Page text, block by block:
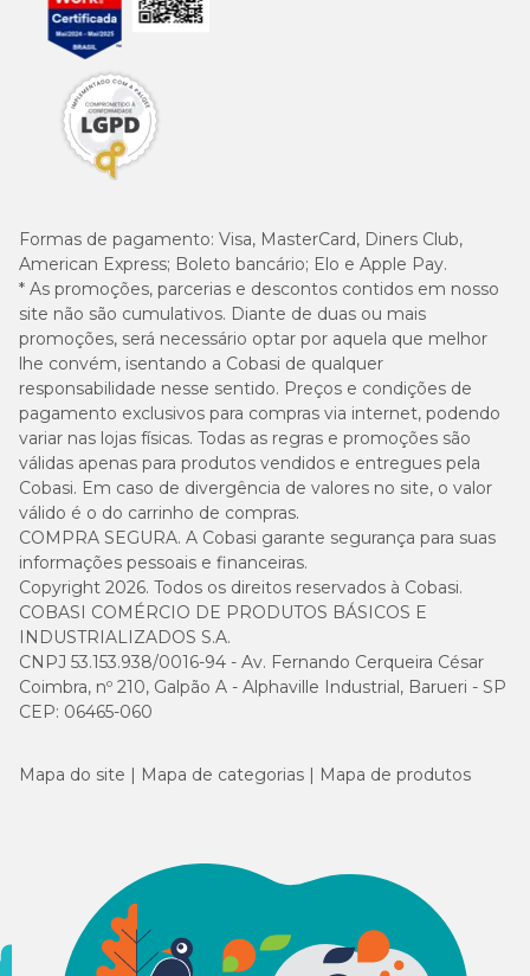
Formas de pagamento: Visa, MasterCard, Diners Club,
American Express; Boleto bancário; Elo e Apple Pay.
* As promoções, parcerias e descontos contidos em nosso
site não são cumulativos. Diante de duas ou mais
promoções, será necessário optar por aquela que melhor
lhe convém, isentando a Cobasi de qualquer
responsabilidade nesse sentido. Preços e condições de
pagamento exclusivos para compras via internet, podendo
variar nas lojas físicas. Todas as regras e promoções são
válidas apenas para produtos vendidos e entregues pela
Cobasi. Em caso de divergência de valores no site, o valor
válido é o do carrinho de compras.
COMPRA SEGURA. A Cobasi garante segurança para suas
informações pessoais e financeiras.
Copyright 2026. Todos os direitos reservados à Cobasi.
COBASI COMÉRCIO DE PRODUTOS BÁSICOS E
INDUSTRIALIZADOS S.A.
CNPJ 53.153.938/0016-94 - Av. Fernando Cerqueira César
Coimbra, nº 210, Galpão A - Alphaville Industrial, Barueri - SP
CEP: 06465-060
Mapa do site Mapa de categorias Mapa de produtos